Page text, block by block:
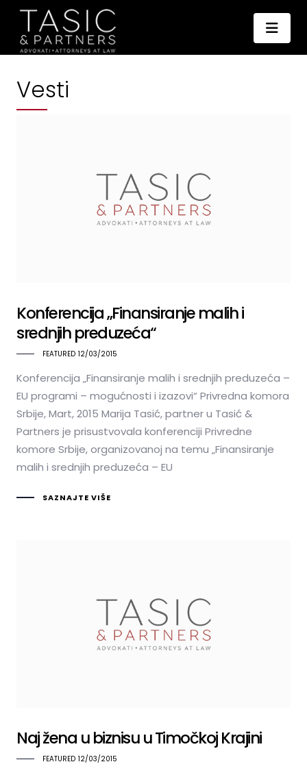
Vesti
Konferencija „Finansiranje malih i
srednjih preduzeća“
FEATURED 12/03/2015
Konferencija „Finansiranje malih i srednjih preduzeća –
EU programi – mogućnosti i izazovi“ Privredna komora
Srbije, Mart, 2015 Marija Tasić, partner u Tasić &
Partners je prisustvovala konferenciji Privredne
komore Srbije, organizovanoj na temu „Finansiranje
malih i srednjih preduzeća – EU
SAZNAJTE VIŠE
Naj žena u biznisu u Timočkoj Krajini
FEATURED 12/03/2015